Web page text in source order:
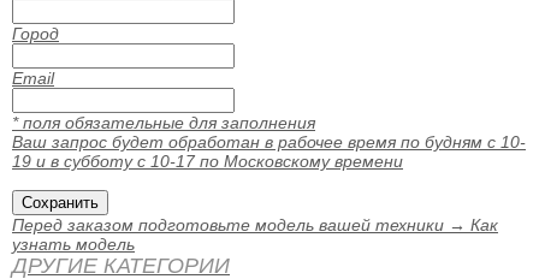
Город
Email
* поля обязательные для заполнения
Ваш запрос будет обработан в рабочее время по будням с 10-
19 и в субботу с 10-17 по Московскому времени
Перед заказом подготовьте модель вашей техники → Как
узнать модель
ДРУГИЕ КАТЕГОРИИ